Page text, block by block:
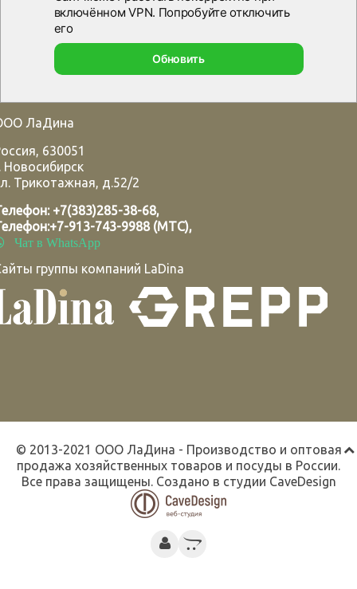
ЛаДина
, 630051
Новосибирск
Трикотажная, д.52/2
+7(383)285-38-68,
+7-913-743-9988 (МТС),
Чат в WhatsApp
группы компаний LaDina
© 2013-2021 ООО ЛаДина - Производство и оптовая
продажа хозяйственных товаров и посуды в России.
Все права защищены. Создано в студии CaveDesign